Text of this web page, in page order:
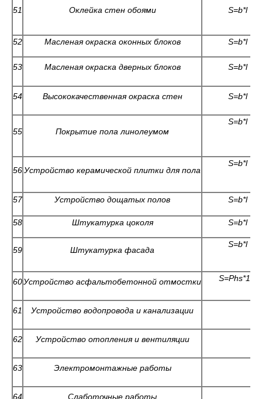
51 Оклейка стен обоями S=b*l
52 Масленая окраска оконных блоков S=b*l
53 Масленая окраска дверных блоков S=b*l
54 Высококачественная окраска стен S=b*l
55 Покрытие пола линолеумом
S=b*l
56Устройство керамической плитки для пола
S=b*l
57 Устройство дощатых полов S=b*l
58 Штукатурка цоколя S=b*l
59 Штукатурка фасада
S=b*l
60Устройство асфальтобетонной отмостки S=Phs*1
61 Устройство водопровода и канализации
62 Устройство отопления и вентиляции
63 Электромонтажные работы
64 Слаботочные работы